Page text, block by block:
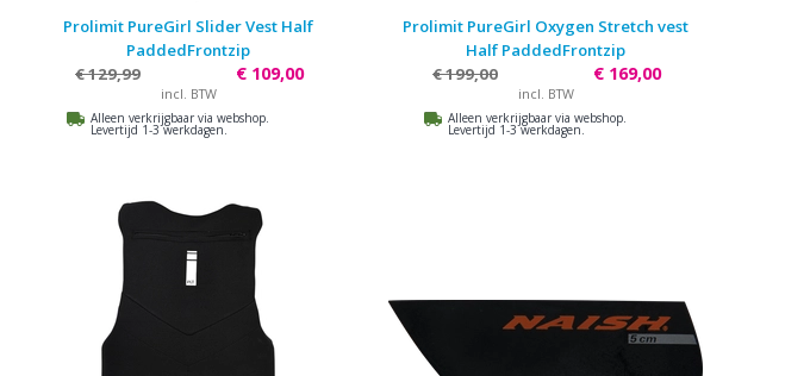
Prolimit PureGirl Slider Vest Half
PaddedFrontzip
€ 129,99
€ 109,00
incl. BTW
Alleen verkrijgbaar via webshop.
Levertijd 1-3 werkdagen.
Prolimit PureGirl Oxygen Stretch vest
Half PaddedFrontzip
€ 199,00
€ 169,00
incl. BTW
Alleen verkrijgbaar via webshop.
Levertijd 1-3 werkdagen.